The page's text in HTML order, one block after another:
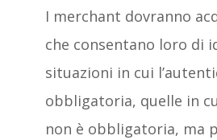
I merchant dovranno
che consentano loro di
situazioni in cui
obbligatoria, quelle in
non è obbligatoria, ma